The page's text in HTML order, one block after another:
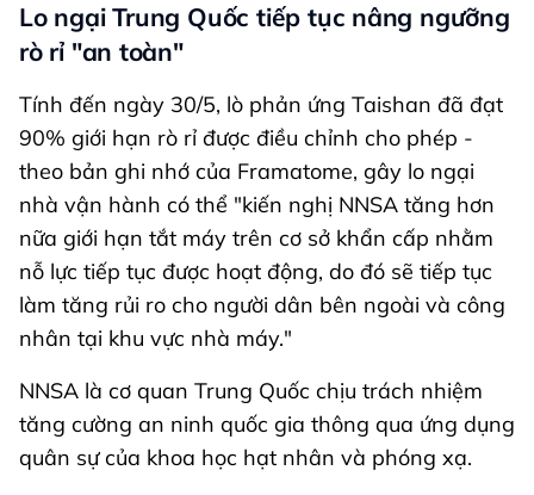
Lo ngại Trung Quốc tiếp tục nâng ngưỡng
rò rỉ "an toàn"
Tính đến ngày 30/5, lò phản ứng Taishan đã đạt
90% giới hạn rò rỉ được điều chỉnh cho phép -
theo bản ghi nhớ của Framatome, gây lo ngại
nhà vận hành có thể "kiến nghị NNSA tăng hơn
nữa giới hạn tắt máy trên cơ sở khẩn cấp nhằm
nỗ lực tiếp tục được hoạt động, do đó sẽ tiếp tục
làm tăng rủi ro cho người dân bên ngoài và công
nhân tại khu vực nhà máy."
NNSA là cơ quan Trung Quốc chịu trách nhiệm
tăng cường an ninh quốc gia thông qua ứng dụng
quân sự của khoa học hạt nhân và phóng xạ.